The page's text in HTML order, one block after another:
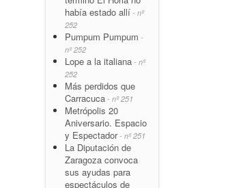
había estado allí - nº
252
Pumpum Pumpum -
nº 252
Lope a la italiana - nº
252
Más perdidos que
Carracuca - nº 251
Metrópolis 20
Aniversario. Espacio
y Espectador- nº 251
La Diputación de
Zaragoza convoca
sus ayudas para
espectáculos de